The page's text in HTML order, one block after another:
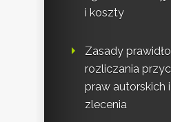
i koszty
Zasady
rozliczania
praw autorskich
zlecenia